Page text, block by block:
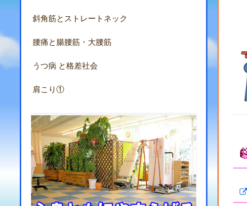
斜角筋とストレートネック
腰痛と腸腰筋・大腰筋
うつ病 と格差社会
肩こり①